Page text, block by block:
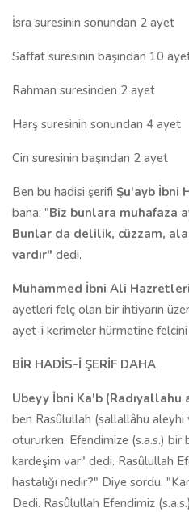
İsra suresinin sonundan 2 ayet
Saffat suresinin başından 10
Rahman suresinden 2 ayet
Harş suresinin sonundan 4 ayet
Cin suresinin başından 2 ayet
Ben bu hadisi şerifi Şu'ayb İbni
bana: "Biz bunlara muhafaza
Bunlar da delilik, cüzzam,
vardır" dedi.
Muhammed İbni Ali Hazretleri
ayetleri felç olan bir ihtiyarın
ayet-i kerimeler hürmetine
BİR HADİS-İ ŞERİF DAHA
Ubeyy İbni Ka'b (Radıyallahu
ben Rasûlullah (sallallâhu aleyhi
otururken, Efendimize (s.a.s.)
kardeşim var" dedi. Rasûlullah
hastalığı nedir?" Diye sordu.
Dedi. Rasûlullah Efendimiz